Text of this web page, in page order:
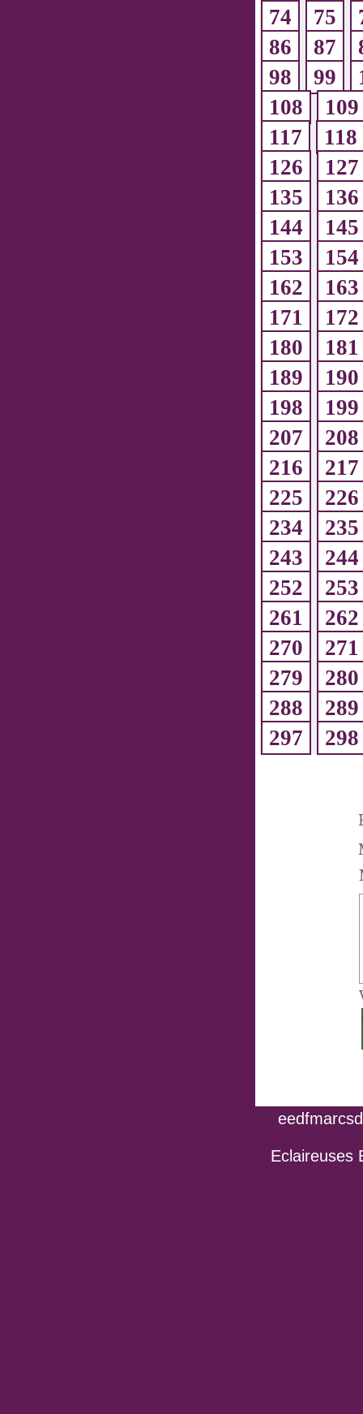
74
75
86
87
98
99
108
109
117
118
126
127
135
136
144
145
153
154
162
163
171
172
180
181
189
190
198
199
207
208
216
217
225
226
234
235
243
244
252
253
261
262
270
271
279
280
288
289
297
298
Eclaireuses